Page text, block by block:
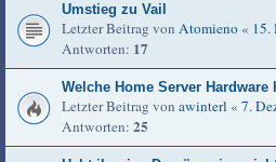
Umstieg zu Vail
Letzter Beitrag von Atomieno « 15.
Antworten: 17
Welche Home Server Hardware
Letzter Beitrag von awinterl « 7.
Antworten: 25